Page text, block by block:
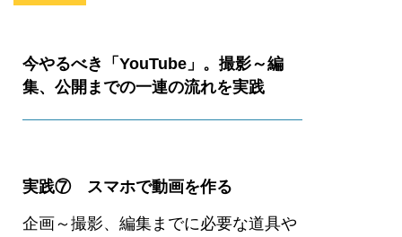
今やるべき「YouTube」。撮影～編
集、公開までの一連の流れを実践
実践⑦ スマホで動画を作る
企画～撮影、編集までに必要な道具や